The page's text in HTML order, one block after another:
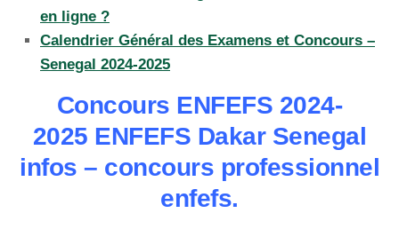
en ligne ?
Calendrier Général des Examens et Concours –
Senegal 2024-2025
Concours ENFEFS 2024-
2025 ENFEFS Dakar Senegal
infos – concours professionnel
enfefs.